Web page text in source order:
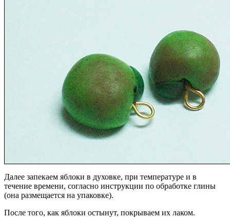
Далее запекаем яблоки в духовке, при температуре и в
течение времени, согласно инструкции по обработке глины
(она размещается на упаковке).
После того, как яблоки остынут, покрываем их лаком.